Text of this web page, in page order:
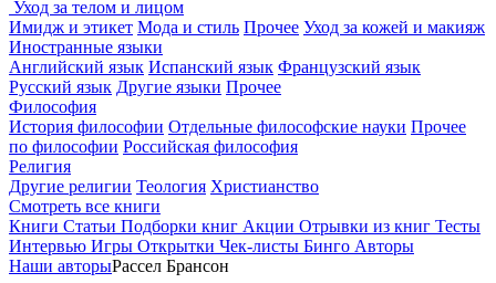
Уход за телом и лицом
Имидж и этикет Мода и стиль Прочее Уход за кожей и макияж
Иностранные языки
Английский язык Испанский язык Французский язык
Русский язык Другие языки Прочее
Философия
История философии Отдельные философские науки Прочее
по философии Российская философия
Религия
Другие религии Теология Христианство
Смотреть все книги
Книги Статьи Подборки книг Акции Отрывки из книг Тесты
Интервью Игры Открытки Чек-листы Бинго Авторы
Наши авторыРассел Брансон